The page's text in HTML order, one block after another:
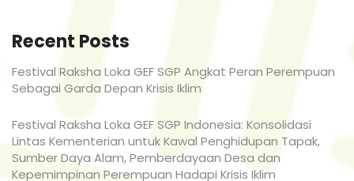
Recent Posts
Festival Raksha Loka GEF SGP Angkat Peran Perempuan
Sebagai Garda Depan Krisis Iklim
Festival Raksha Loka GEF SGP Indonesia: Konsolidasi
Lintas Kementerian untuk Kawal Penghidupan Tapak,
Sumber Daya Alam, Pemberdayaan Desa dan
Kepemimpinan Perempuan Hadapi Krisis Iklim